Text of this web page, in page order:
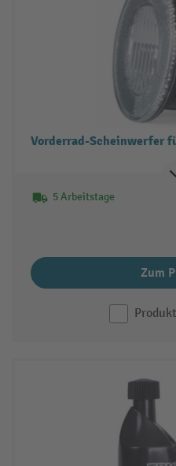
Vorderrad-Scheinwerfer
5 Arbeitstage
Zum